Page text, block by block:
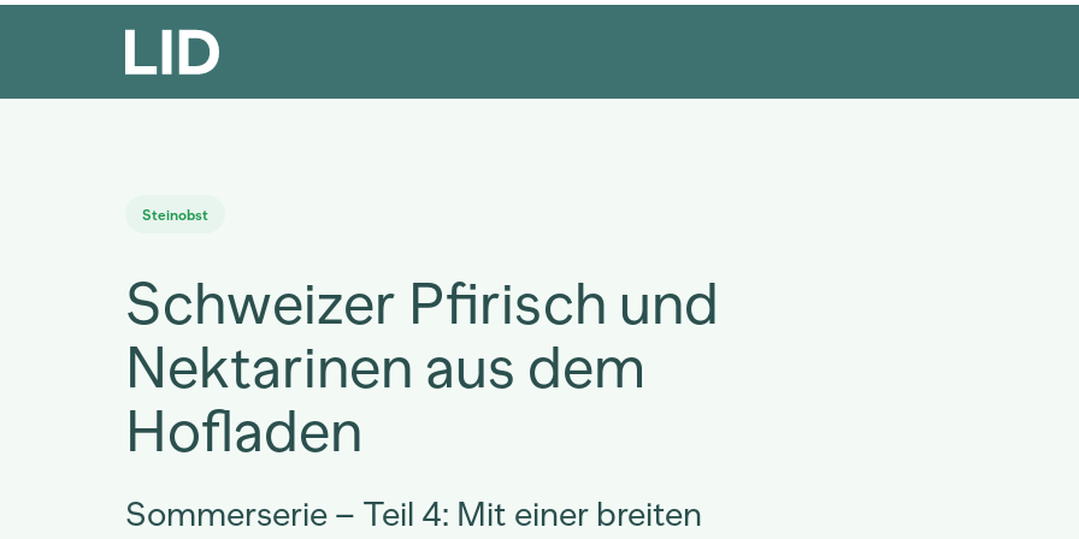
Steinobst
Schweizer Pfirisch und
Nektarinen aus dem
Hofladen
Sommerserie – Teil 4: Mit einer breiten